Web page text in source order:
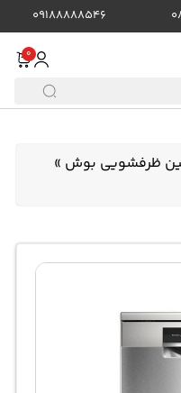
09188888546
0
ظرفشویی بوش »